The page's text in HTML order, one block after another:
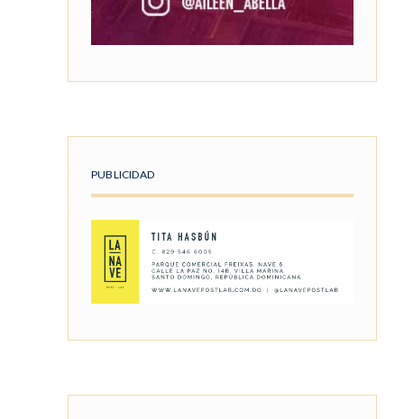
PUBLICIDAD